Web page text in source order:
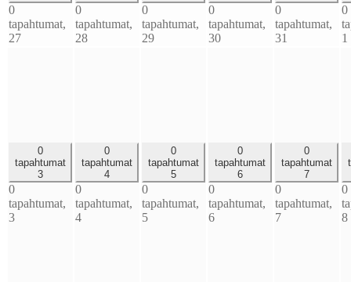
0
tapahtumat,
27
0
tapahtumat,
28
0
tapahtumat,
29
0
tapahtumat,
30
0
tapahtumat,
31
0
1
0
tapahtumat
3
0
tapahtumat,
3
0
tapahtumat
4
0
tapahtumat,
4
0
tapahtumat
5
0
tapahtumat,
5
0
tapahtumat
6
0
tapahtumat,
6
0
tapahtumat
7
0
tapahtumat,
7
0
8